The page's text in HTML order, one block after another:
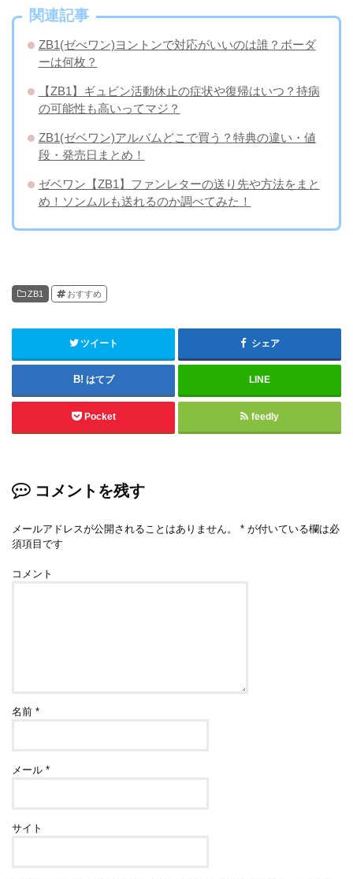
関連記事
ZB1(ゼべワン)ヨントンで対応がいいのは誰？ボーダ
ーは何枚？
【ZB1】ギュビン活動休止の症状や復帰はいつ？持病
の可能性も高いってマジ？
ZB1(ゼベワン)アルバムどこで買う？特典の違い・値
段・発売日まとめ！
ゼベワン【ZB1】ファンレターの送り先や方法をまと
め！ソンムルも送れるのか調べてみた！
ZB1 おすすめ
ツイート シェア
はてブ LINE
Pocket feedly
コメントを残す
メールアドレスが公開されることはありません。 * が付いている欄は必
須項目です
コメント
名前*
メール*
サイト